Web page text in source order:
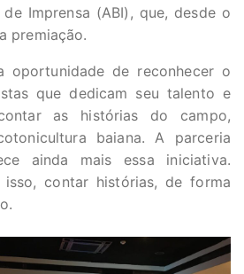
de Imprensa (ABI), que, desde o
premiação.
oportunidade de reconhecer o
que dedicam seu talento e
as histórias do campo,
baiana. A parceria
ainda mais essa iniciativa.
contar histórias, de forma